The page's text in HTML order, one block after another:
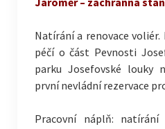
Natírání a renovace
péčí o část Pevnosti
parku Josefovské louky
první nevládní rezervace
Pracovní náplň: